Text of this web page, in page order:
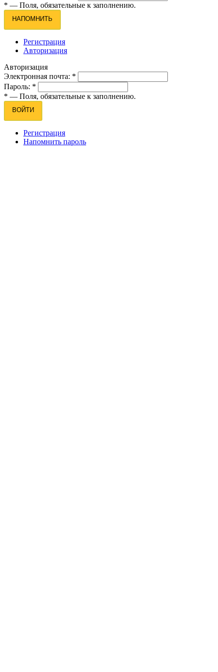
* — Поля, обязательные к заполнению.
НАПОМНИТЬ
Регистрация
Авторизация
Авторизация
Электронная почта: *
Пароль: *
* — Поля, обязательные к заполнению.
ВОЙТИ
Регистрация
Напомнить пароль